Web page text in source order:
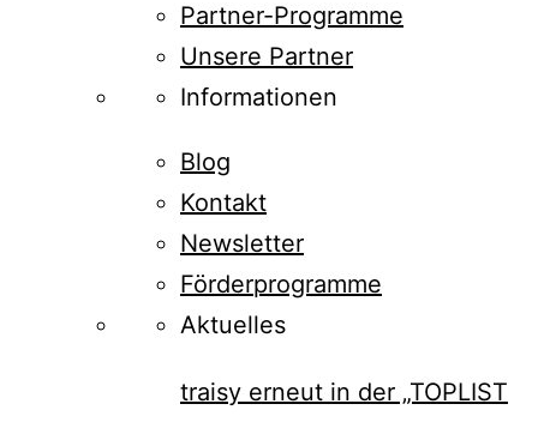
Partner-Programme
Unsere Partner
Informationen
Blog
Kontakt
Newsletter
Förderprogramme
Aktuelles
traisy erneut in der „TOPLIST